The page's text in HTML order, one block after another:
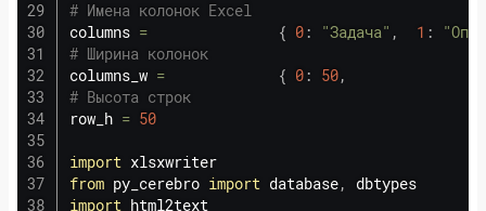
# Имена колонок Excel
columns = { 0 : "Задача" , 1 :
# Ширина колонок
columns_w = { 0 : 50,
# Высота строк
row_h = 50
import
from py_cerebro import database,
import